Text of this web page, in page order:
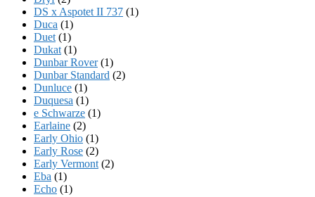
DS x Aspotet II 737 (1)
Duca (1)
Duet (1)
Dukat (1)
Dunbar Rover(1)
Dunbar Standard (2)
Dunluce (1)
Duquesa (1)
e Schwarze (1)
Earlaine (2)
Early Ohio (1)
Early Rose (2)
Early Vermont (2)
Eba (1)
Echo (1)